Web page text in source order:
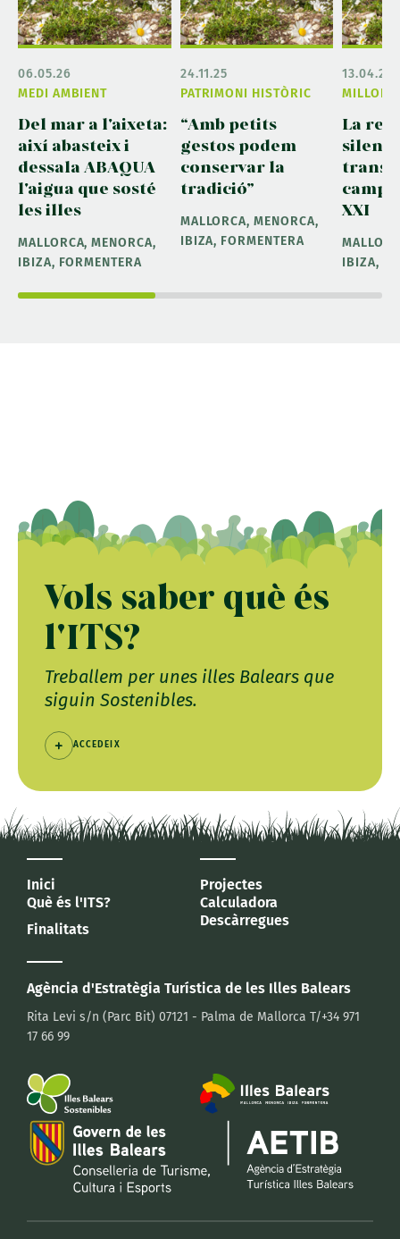
MEDI AMBIENT
06.05.26
Del mar a l'aixeta:
així abasteix i
dessala ABAQUA
l'aigua que sosté
les illes
MALLORCA, MENORCA,
IBIZA, FORMENTERA
PATRIMONI HISTÒRIC
24.11.25
“Amb petits
gestos podem
conservar la
tradició”
MALLORCA, MENORCA,
IBIZA, FORMENTERA
MILLORA
13.04.26
La
XXI
IBIZA,
Vols saber què és
l'ITS?
Treballem per unes illes Balears que
siguin Sostenibles.
ACCEDEIX
Agència d'Estratègia Turística de les Illes Balears
Rita Levi s/n (Parc Bit) 07121 - Palma de Mallorca T/+34 971
17 66 99
Inici
Què és l'ITS?
Finalitats
Projectes
Calculadora
Descàrregues